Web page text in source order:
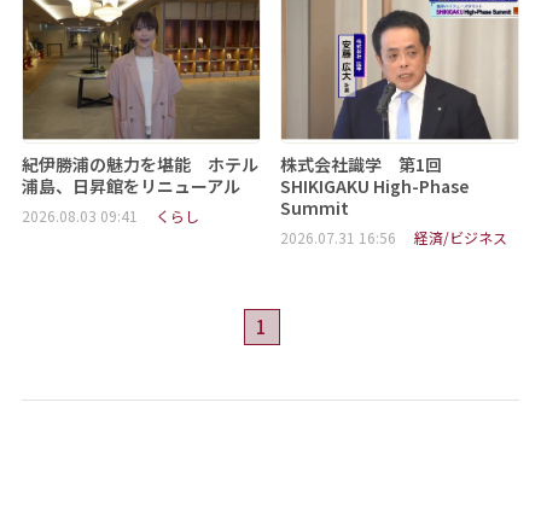
紀伊勝浦の魅力を堪能 ホテル
浦島、日昇館をリニューアル
2026.08.03 09:41 くらし
株式会社識学 第1回
SHIKIGAKU High-Phase
Summit
2026.07.31 16:56 経済/ビジネス
1